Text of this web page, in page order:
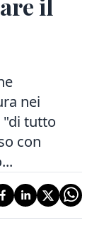
nei
"di tutto
con